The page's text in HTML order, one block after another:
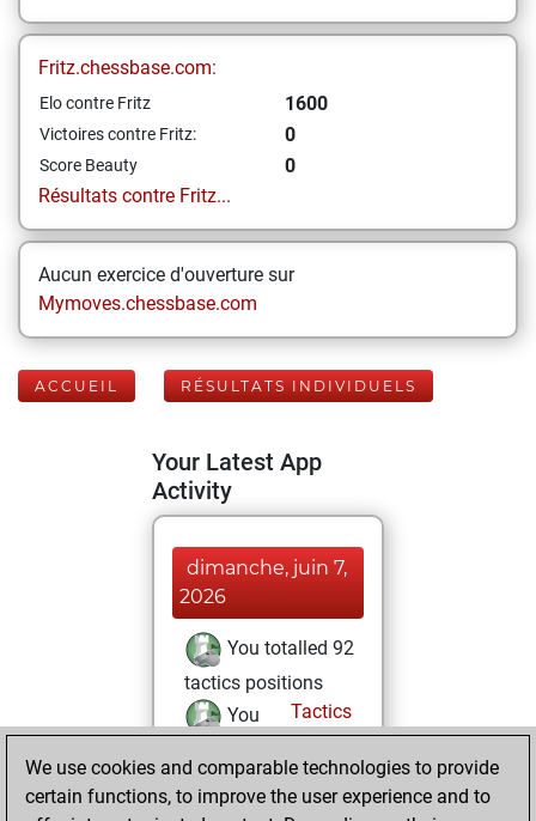
Fritz.chessbase.com:
Elo contre Fritz 1600
Victoires contre Fritz: 0
Score Beauty
0
Résultats contre Fritz...
Aucun exercice d'ouverture sur
Mymoves.chessbase.com
ACCUEIL RÉSULTATS INDIVIDUELS
Your Latest App
Activity
dimanche, juin 7,
2026
You totalled 92
tactics positions
Tactics
You
positions
We use cookies and comparable technologies to provide
certain functions, to improve the user experience and to